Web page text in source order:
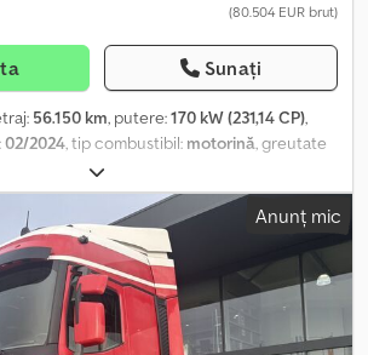
(80.504 EUR brut)
Sunați
56.150 km, putere:170 kW (231,14 CP),
02/2024 , tip combustibil: motorină , greutate
ax:2 axe
de emisii:Euro 6, lățime totală:2.550 mm,
mm
ABS, aer condiționat, hayon
de stabilitate (ESP)
asistent pentru stabilitate, sistem electronic
ASR, frână de motor, pilot automat, volan
radio cu port USB și Bluetooth,
10,4 cm, pregătire FleetBoard Eco Support,
Anunț mic